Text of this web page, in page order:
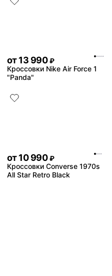
от13 990 ₽
Кроссовки Nike Air Force 1
"Panda"
от10 990 ₽
Кроссовки Converse 1970s
All Star Retro Black